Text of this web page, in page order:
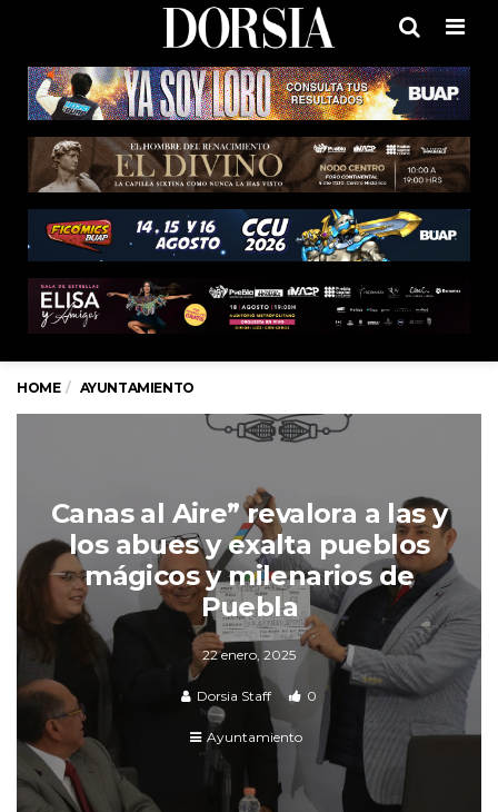
HOME AYUNTAMIENTO
Canas al Aire” revalora a las y
los abues y exalta pueblos
mágicos y milenarios de
Puebla
22 enero, 2025
Dorsia Staff 0
Ayuntamiento